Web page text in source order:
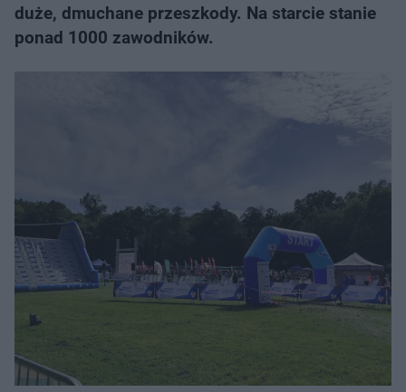
duże, dmuchane przeszkody. Na starcie stanie
ponad 1000 zawodników.